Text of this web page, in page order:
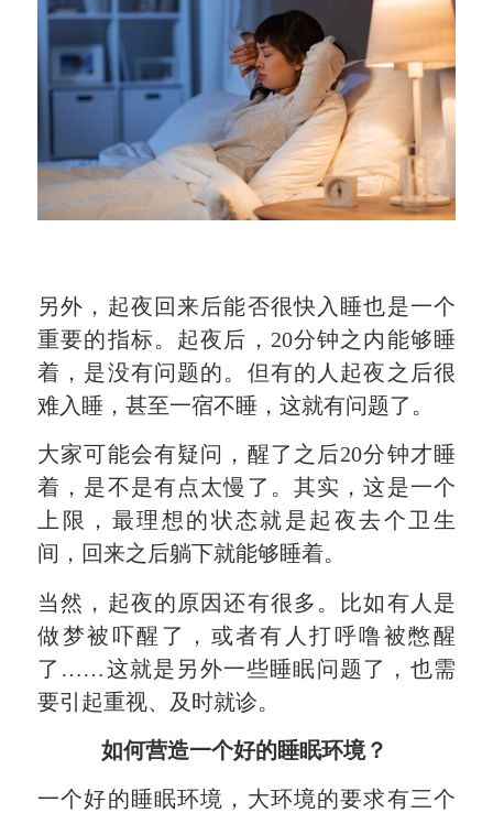
另外，起夜回来后能否很快入睡也是一个
重要的指标。起夜后，20分钟之内能够睡
着，是没有问题的。但有的人起夜之后很
难入睡，甚至一宿不睡，这就有问题了。
大家可能会有疑问，醒了之后20分钟才睡
着，是不是有点太慢了。其实，这是一个
上限，最理想的状态就是起夜去个卫生
间，回来之后躺下就能够睡着。
当然，起夜的原因还有很多。比如有人是
做梦被吓醒了，或者有人打呼噜被憋醒
了……这就是另外一些睡眠问题了，也需
要引起重视、及时就诊。
如何营造一个好的睡眠环境？
一个好的睡眠环境，大环境的要求有三个